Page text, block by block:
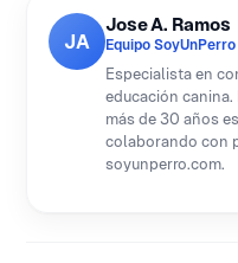
JA
Jose A. Ramos
Equipo SoyUnPerro
Especialista en
educación
más de 30 años
colaborando con
soyunperro.com.